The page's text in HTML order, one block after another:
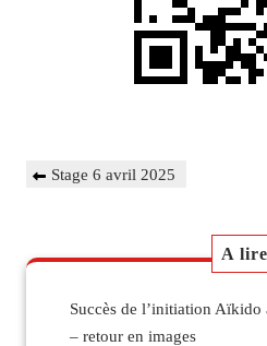
de
Previous
Stage 6 avril 2025
A lire
Succès de l’initiation Aïkido
– retour en images